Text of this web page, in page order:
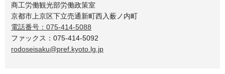
商工労働観光部労働政策室
京都市上京区下立売通新町西入薮ノ内町
電話番号：075-414-5088
ファックス：075-414-5092
rodoseisaku@pref.kyoto.lg.jp